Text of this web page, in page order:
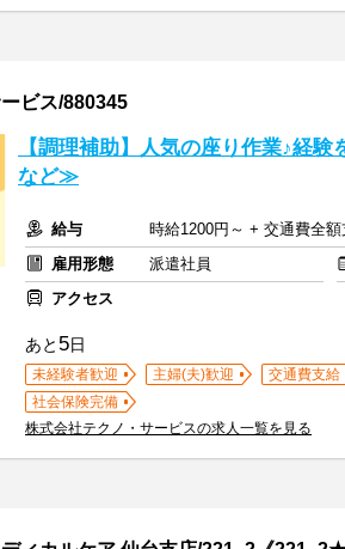
ビス/880345
【調理補助】人気の座り作業♪経
など≫
給与
時給1200円～ + 交通費全額
雇用形態
派遣社員
アクセス
あと 5日
未経験者歓迎 主婦(夫)歓迎 交通費支給
社会保険完備
株式会社テクノ・サービスの求人一覧を見る